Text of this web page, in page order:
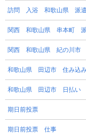
訪問 入浴 和歌山県 派遣
関西 和歌山県 串本町
関西 和歌山県 紀の川市
和歌山県 田辺市 住み込
和歌山県 田辺市 日払い
期日前投票
期日前投票 仕事